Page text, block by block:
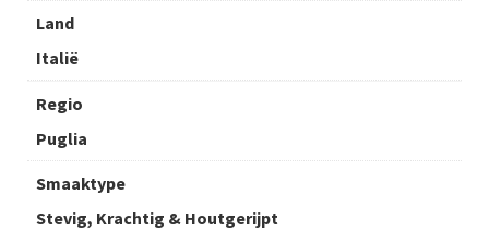
Land
Italië
Regio
Puglia
Smaaktype
Stevig, Krachtig & Houtgerijpt